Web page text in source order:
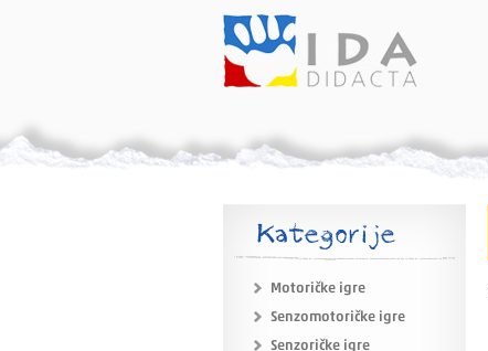
Kategorije
Motoričke igre
Senzomotoričke igre
Senzoričke igre